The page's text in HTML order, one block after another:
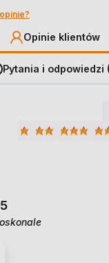
Opinie klientów
Pytania i odpowiedzi
5